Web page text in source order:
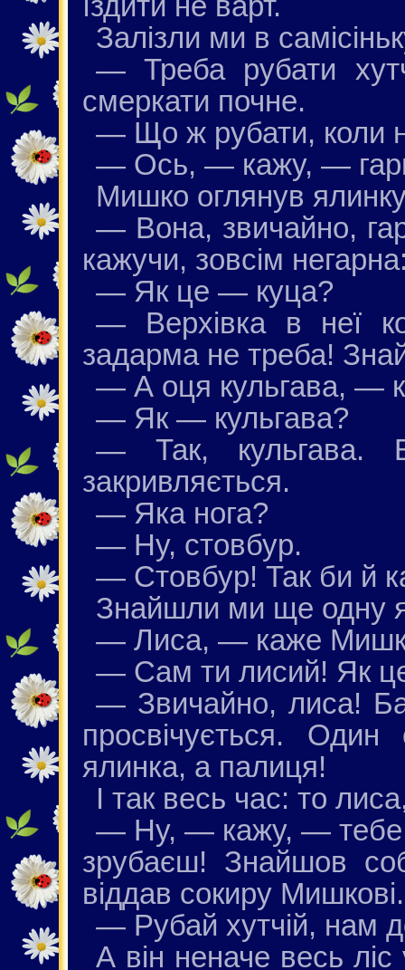
Залізли ми в
— Треба рубати
смеркати почне.
— Що ж рубати, коли
— Ось, — кажу, —
Мишко оглянув ялинку
— Вона, звичайно,
кажучи, зовсім
— Як це — куца?
— Верхівка в неї
задарма не треба!
— А оця кульгава, —
— Як — кульгава?
— Так, кульгава.
закривляється.
— Яка нога?
— Ну, стовбур.
— Стовбур! Так би й
Знайшли ми ще одну
— Лиса, — каже
— Сам ти лисий! Як
— Звичайно, лиса!
просвічується.
ялинка, а палиця!
І так весь час: то
— Ну, — кажу, — тебе
зрубаєш! Знайшов
віддав сокиру Мишкові.
— Рубай хутчій, нам
А він неначе весь